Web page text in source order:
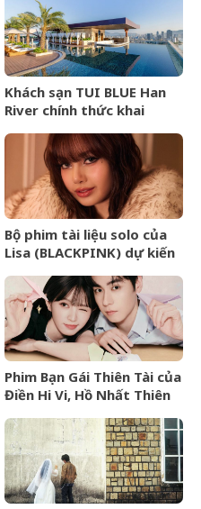
Khách sạn TUI BLUE Han
River chính thức khai
Bộ phim tài liệu solo của
Lisa (BLACKPINK) dự kiến
TIFF 2026
Phim Bạn Gái Thiên Tài của
Điền Hi Vi, Hồ Nhất Thiên
kịch bản phi lý